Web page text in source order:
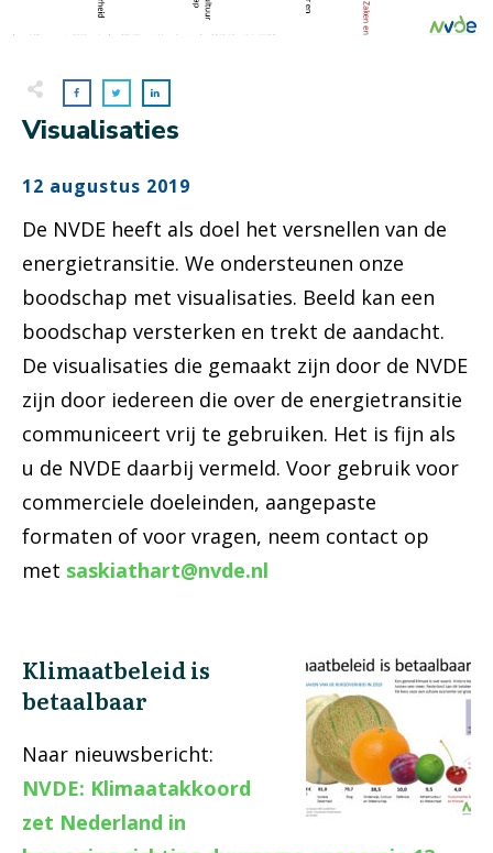
Visualisaties
12 augustus 2019
De NVDE heeft als doel het versnellen van de
energietransitie. We ondersteunen onze
boodschap met visualisaties. Beeld kan een
boodschap versterken en trekt de aandacht.
De visualisaties die gemaakt zijn door de NVDE
zijn door iedereen die over de energietransitie
communiceert vrij te gebruiken. Het is fijn als
u de NVDE daarbij vermeld. Voor gebruik voor
commerciele doeleinden, aangepaste
formaten of voor vragen, neem contact op
met saskiathart@nvde.nl
Klimaatbeleid is
betaalbaar
Naar nieuwsbericht:
NVDE: Klimaatakkoord
zet Nederland in